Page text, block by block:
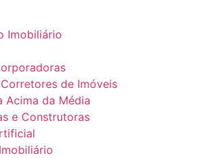
Imobiliário
de Imóveis
Acima da Média
e Construtoras